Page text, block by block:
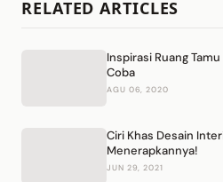
RELATED ARTICLES
Inspirasi Ruang
Coba
AGU 06, 2020
Ciri Khas Desain
Menerapkannya!
JUN 29, 2021